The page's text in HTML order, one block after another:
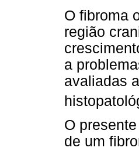
O fibroma
região
a
avaliadas
O
de um